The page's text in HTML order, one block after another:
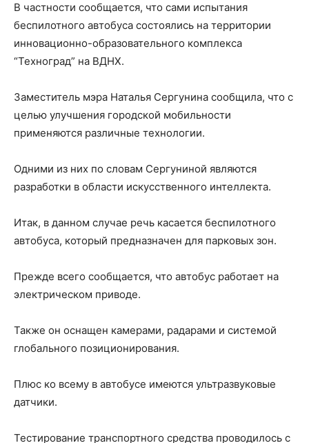
В частности сообщается, что сами испытания
беспилотного автобуса состоялись на территории
инновационно-образовательного комплекса
“Техноград” на ВДНХ.
Заместитель мэра Наталья Сергунина сообщила, что с
целью улучшения городской мобильности
применяются различные технологии.
Одними из них по словам Сергуниной являются
разработки в области искусственного интеллекта.
Итак, в данном случае речь касается беспилотного
автобуса, который предназначен для парковых зон.
Прежде всего сообщается, что автобус работает на
электрическом приводе.
Также он оснащен камерами, радарами и системой
глобального позиционирования.
Плюс ко всему в автобусе имеются ультразвуковые
датчики.
Тестирование транспортного средства проводилось с